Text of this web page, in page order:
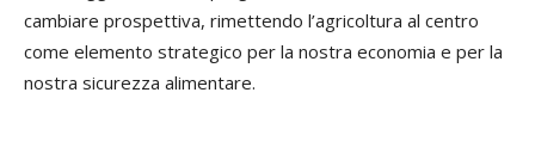
cambiare prospettiva, rimettendo l’agricoltura al centro
come elemento strategico per la nostra economia e per la
nostra sicurezza alimentare.